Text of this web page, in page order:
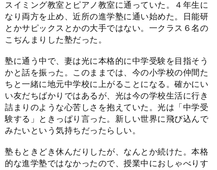
スイミング教室とピアノ教室に通っていた。４年生に
なり両方を止め、近所の進学塾に通い始めた。日能研
とかサピックスとかの大手ではない。一クラス６名の
こぢんまりした塾だった。
塾に通う中で、妻は光に本格的に中学受験を目指そう
かと話を振った。このままでは、今の小学校の仲間た
ちと一緒に地元中学校に上がることになる。確かにい
い友だちばかりではあるが、光は今の学校生活に行き
詰まりのような心苦しさを抱えていた。光は「中学受
験する」ときっぱり言った。新しい世界に飛び込んで
みたいという気持ちだったらしい。
塾もときどき休んだりしたが、なんとか続けた。本格
的な進学塾ではなかったので、授業中におしゃべりす